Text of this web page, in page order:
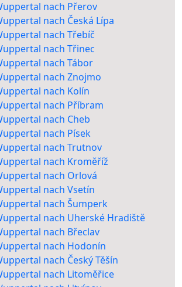
nach Přerov
nach Česká Lípa
nach Třebíč
nach Třinec
nach Tábor
nach Znojmo
nach Kolín
nach Příbram
nach Cheb
nach Písek
nach Trutnov
nach Kroměříž
nach Orlová
nach Vsetín
nach Šumperk
nach Uherské Hradiště
nach Břeclav
nach Hodonín
nach Český Těšín
nach Litoměřice